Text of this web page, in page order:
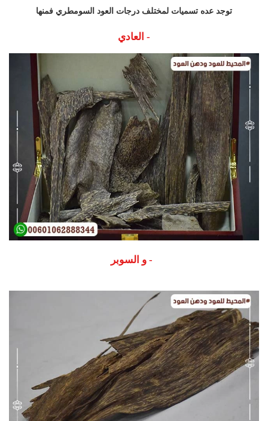
توجد عده تسميات لمختلف درجات العود السومطري فمنها
- العادي
- و السوبر